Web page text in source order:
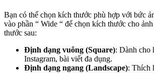
Bạn có thể chọn kích thước phù hợp với bức
vào phần “ Wide “ để chọn kích thước cho
thước sau:
Định dạng vuông (Square): Dành cho
Instagram, bài viết đa dụng.
Định dạng ngang (Landscape): Thích